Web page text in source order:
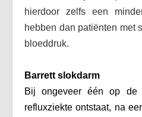
hierdoor zelfs een
hebben dan patiënten met
bloeddruk.
Barrett slokdarm
Bij ongeveer één op de
refluxziekte ontstaat, na